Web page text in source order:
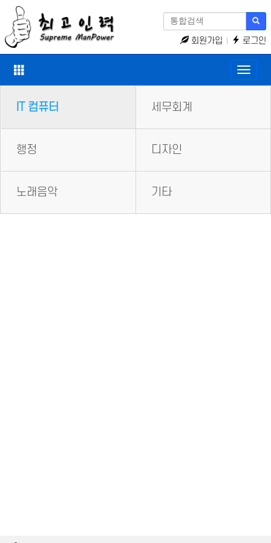
회원가입 로그인
Toggle
IT 컴퓨터 세무회계
행정 디자인
노래음악 기타